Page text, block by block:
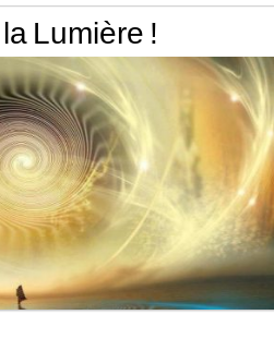
Lumière !